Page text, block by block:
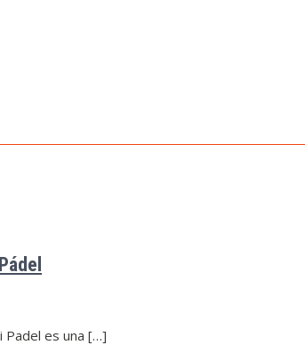
Padel es una […]